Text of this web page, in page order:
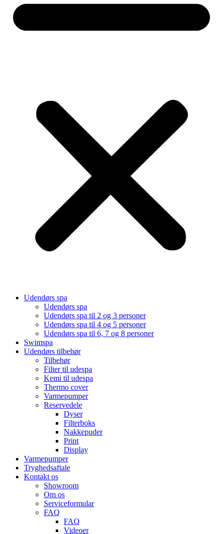
Udendørs spa
Udendørs spa
Udendørs spa til 2 og 3 personer
Udendørs spa til 4 og 5 personer
Udendørs spa til 6, 7 og 8 personer
Swimspa
Udendørs tilbehør
Tilbehør
Filter til udespa
Kemi til udespa
Thermo cover
Varmepumper
Reservedele
Dyser
Filterboks
Nakkepuder
Print
Display
Varmepumper
Tryghedsaftale
Kontakt os
Showroom
Om os
Serviceformular
FAQ
FAQ
Videoer